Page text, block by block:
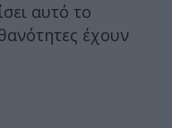
αυτό το
έχουν